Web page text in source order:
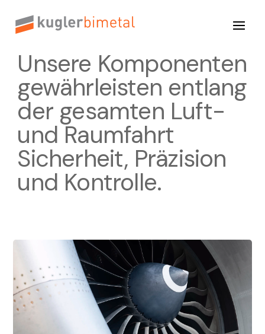
Unsere Komponenten
gewährleisten entlang
der gesamten Luft-
und Raumfahrt
Sicherheit, Präzision
und Kontrolle.